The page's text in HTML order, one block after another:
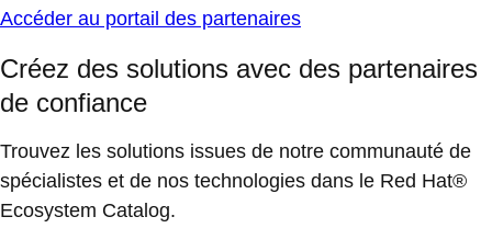
Accéder au portail des partenaires
Créez des solutions avec des partenaires
de confiance
Trouvez les solutions issues de notre communauté de
spécialistes et de nos technologies dans le Red Hat®
Ecosystem Catalog.